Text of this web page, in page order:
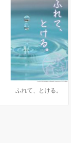
ふれて、とける。